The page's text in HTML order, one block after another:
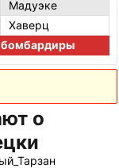
Мадуэке
Хаверц
бомбардиры
о